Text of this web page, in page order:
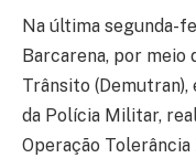
Na última segunda-
Barcarena, por meio
Trânsito (Demutran),
da Polícia Militar,
Operação